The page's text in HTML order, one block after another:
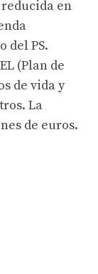
en
del PS.
(Plan de
de vida y
La
de euros.